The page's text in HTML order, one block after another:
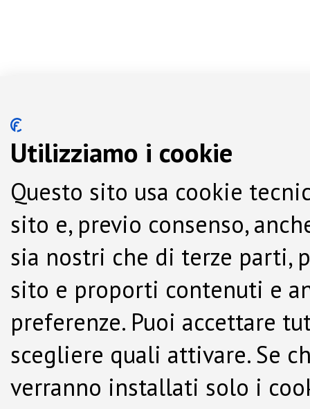
Utilizziamo i cookie
Questo sito usa cookie
sito e, previo consenso,
sia nostri che di terze parti,
sito e proporti contenuti e
preferenze. Puoi accettare
scegliere quali attivare. Se
verranno installati solo i